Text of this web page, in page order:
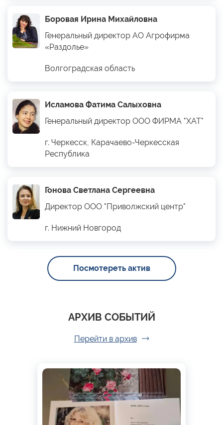
Боровая Ирина Михайловна
Генеральный директор АО Агрофирма
«Раздолье»
Волгоградская область
Исламова Фатима Салыховна
Генеральный директор ООО ФИРМА "ХАТ"
г. Черкесск, Карачаево-Черкесская
Республика
Гонова Светлана Сергеевна
Директор ООО "Приволжский центр"
г. Нижний Новгород
Посмотереть актив
АРХИВ СОБЫТИЙ
Перейти в архив